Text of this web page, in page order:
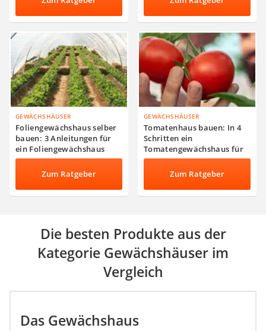
GEWÄCHSHÄUSER
Foliengewächshaus selber
bauen: 3 Anleitungen für
ein Foliengewächshaus
Zum Ratgeber
GEWÄCHSHÄUSER
Tomatenhaus bauen: In 4
Schritten ein
Tomatengewächshaus für
den Garten bauen
Zum Ratgeber
Die besten Produkte aus der
Kategorie Gewächshäuser im
Vergleich
Das Gewächshaus